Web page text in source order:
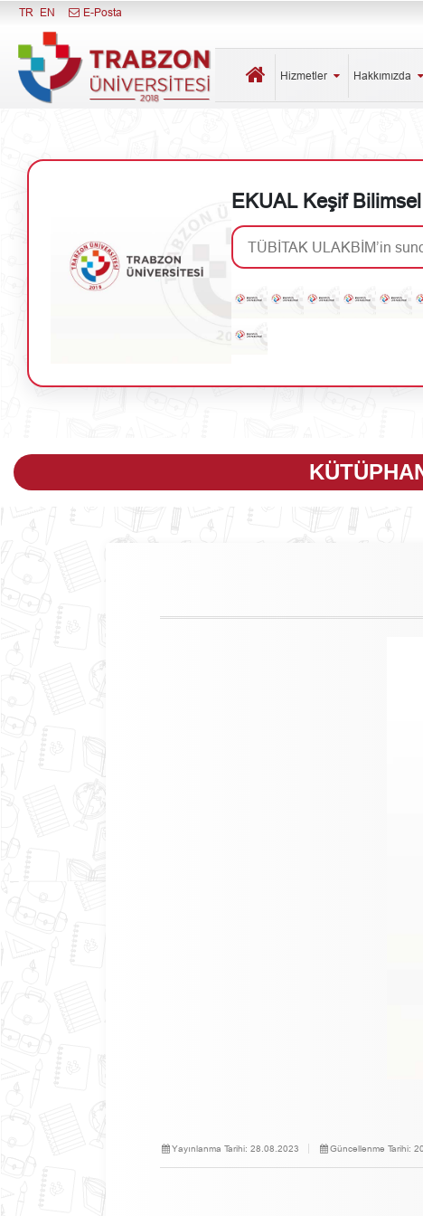
Menüyü Kapat
TR EN E-Posta
Hizmetler Hakkımızda
EKUAL Keşif
Yayınlanma Tarihi: 28.08.2023 Güncellenme Tarihi: